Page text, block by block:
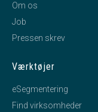
Om os
Job
Pressen skrev
Værktøjer
eSegmentering
Find virksomheder